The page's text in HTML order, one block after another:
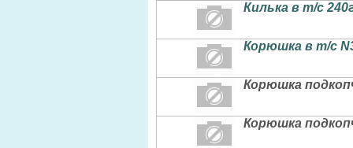
Килька в т/с
Корюшка в т/с
Корюшка
Корюшка